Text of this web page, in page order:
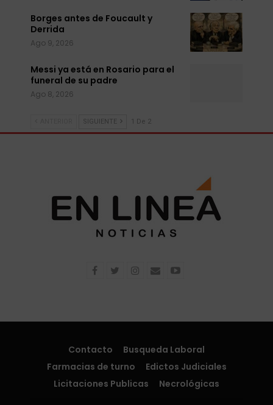
Borges antes de Foucault y
Derrida
Ago 9, 2026
Messi ya está en Rosario para el
funeral de su padre
Ago 8, 2026
SIGUIENTE 1 De 2
Contacto
Busqueda Laboral
Farmacias de turno
Edictos Judiciales
Licitaciones Publicas
Necrológicas